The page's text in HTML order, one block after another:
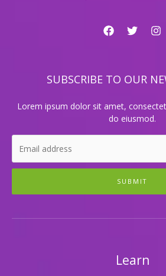
SUBSCRIBE TO OUR
Lorem ipsum dolor sit amet,
do eiusmod.
SUBMIT
Learn